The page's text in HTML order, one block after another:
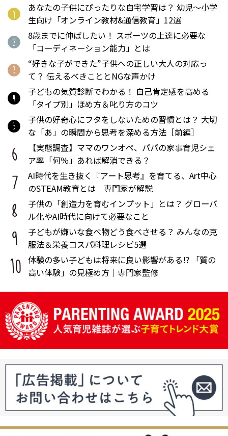
あなたの子供にぴったりな自宅学習は？ 幼児〜小学
生向け「オンライン教材&通信教育」12選
8歳までに伸ばしたい！ スポーツの上達に必要な
「コーディネーション能力」とは
“好きな子ができた”子供への正しい大人の対応っ
て？ 伝えるべきこととNGな声かけ
子どもの気質診断でわかる！ 自己肯定感を高める
「タイプ別」ほめ方＆叱り方のコツ
子供の好奇心にフタをしないための習慣とは？ 大切
な「あ」の瞬間から思考を深める方法［前編］
【実態調査】ママのワンオペ、パパの家事育児シェ
ア率「何％」あれば解消できる？
AI時代を生き抜く『アート思考』を育てる、Art中心
のSTEAM教育とは｜専門家が解説
子供の「創造力を育むインプット」とは？ グローバ
ル化やAI時代に向けて必要なこと
子どもが嫌いな食べ物どう食べさせる？ みんなの克
服法＆栄養コスパ料理レシピ5選
体験の多い子どもは将来に良い影響がある!? 「質の
高い体験」の見極め方｜専門家監修